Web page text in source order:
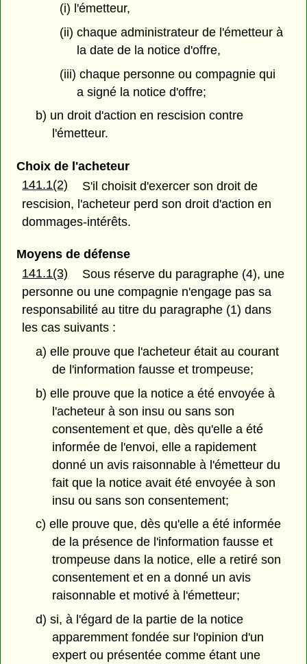
(i) l'émetteur,
(ii) chaque administrateur de l'émetteur à
la date de la notice d'offre,
(iii) chaque personne ou compagnie qui
a signé la notice d'offre;
b) un droit d'action en rescision contre
l'émetteur.
Choix de l'acheteur
141.1(2)
S'il choisit d'exercer son droit de
rescision, l'acheteur perd son droit d'action en
dommages-intérêts.
Moyens de défense
141.1(3)
Sous réserve du paragraphe (4), une
personne ou une compagnie n'engage pas sa
responsabilité au titre du paragraphe (1) dans
les cas suivants :
a) elle prouve que l'acheteur était au courant
de l'information fausse et trompeuse;
b) elle prouve que la notice a été envoyée à
l'acheteur à son insu ou sans son
consentement et que, dès qu'elle a été
informée de l'envoi, elle a rapidement
donné un avis raisonnable à l'émetteur du
fait que la notice avait été envoyée à son
insu ou sans son consentement;
c) elle prouve que, dès qu'elle a été informée
de la présence de l'information fausse et
trompeuse dans la notice, elle a retiré son
consentement et en a donné un avis
raisonnable et motivé à l'émetteur;
d) si, à l'égard de la partie de la notice
apparemment fondée sur l'opinion d'un
expert ou présentée comme étant une